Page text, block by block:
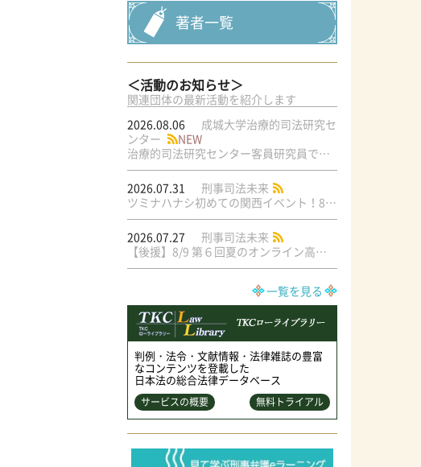
著者一覧
＜活動のお知らせ＞
関連団体の最新活動を紹介します
2026.08.06
成城大学治療的司法研究セ
ンター
NEW
治療的司法研究センター客員研究員で元・弁護士の菅原直美氏の論文が公刊されました
2026.07.31
刑事司法未来
ツミナハナシ初めての関西イベント！8/17（月）＠梅田ラテラル
2026.07.27
刑事司法未来
【後援】8/9 第６回夏のオンライン高校生文学模擬裁判交流大会
一覧を見る
判例・法令・文献情報・法律雑誌の豊富
なコンテンツを登載した
日本法の総合法律データベース
サービスの概要 無料トライアル